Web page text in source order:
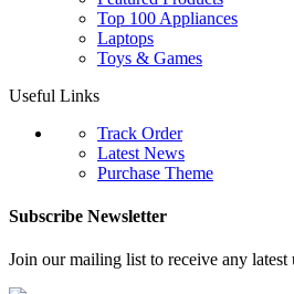
Top 100 Appliances
Laptops
Toys & Games
Useful Links
Track Order
Latest News
Purchase Theme
Subscribe Newsletter
Join our mailing list to receive any latest